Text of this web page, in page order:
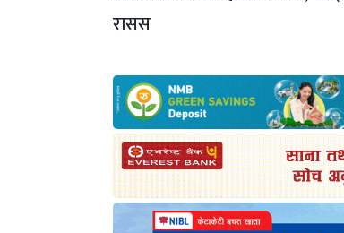
रासस